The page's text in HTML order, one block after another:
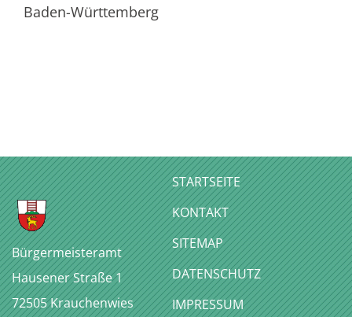
Baden-Württemberg
Bürgermeisteramt
Hausener Straße 1
72505Krauchenwies
STARTSEITE
KONTAKT
SITEMAP
DATENSCHUTZ
IMPRESSUM